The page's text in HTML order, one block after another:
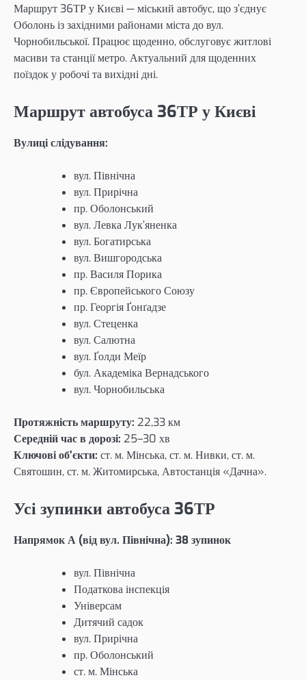
Маршрут 36ТР у Києві — міський автобус, що з’єднує
Оболонь із західними районами міста до вул.
Чорнобильської. Працює щоденно, обслуговує житлові
масиви та станції метро. Актуальний для щоденних
поїздок у робочі та вихідні дні.
Маршрут автобуса 36ТР у Києві
Вулиці слідування:
вул. Північна
вул. Прирічна
пр. Оболонський
вул. Левка Лук’яненка
вул. Богатирська
вул. Вишгородська
пр. Василя Порика
пр. Європейського Союзу
пр. Георгія Ґонґадзе
вул. Стеценка
вул. Салютна
вул. Ґолди Меїр
бул. Академіка Вернадського
вул. Чорнобильська
Протяжність маршруту: 22,33 км
Середній час в дорозі: 25–30 хв
Ключові об’єкти: ст. м. Мінська, ст. м. Нивки, ст. м.
Святошин, ст. м. Житомирська, Автостанція «Дачна».
Усі зупинки автобуса 36ТР
Напрямок А (від вул. Північна): 38 зупинок
вул. Північна
Податкова інспекція
Універсам
Дитячий садок
вул. Прирічна
пр. Оболонський
ст. м. Мінська